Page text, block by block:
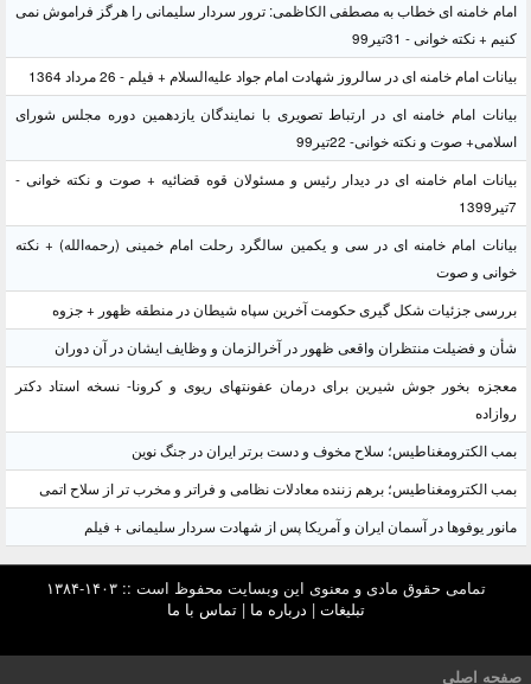
امام خامنه ای خطاب به مصطفی الکاظمی: ترور سردار سلیمانی را هرگز فراموش نمی
کنیم + نکته خوانی - 31تیر99
بیانات امام خامنه ای در سالروز شهادت امام جواد علیه‌السلام + فیلم - 26 مرداد 1364
بیانات امام خامنه ای در ارتباط تصویری با نمایندگان یازدهمین دوره مجلس شورای
اسلامی+ صوت و نکته خوانی- 22تیر99
بیانات امام خامنه ای در دیدار رئیس و مسئولان قوه قضائیه + صوت و نکته خوانی -
7تیر1399
بیانات امام خامنه ای در سی و یکمین سالگرد رحلت امام خمینی (رحمه‌الله) + نکته
خوانی و صوت
بررسی جزئیات شکل گیری حکومت آخرین سپاه شیطان در منطقه ظهور + جزوه
شأن و فضیلت منتظران واقعی ظهور در آخرالزمان و وظایف ایشان در آن دوران
معجزه بخور جوش شیرین برای درمان عفونتهای ریوی و کرونا- نسخه استاد دکتر
روازاده
بمب الکترومغناطیس؛ سلاح مخوف و دست برتر ایران در جنگ نوین
بمب الکترومغناطیس؛ برهم زننده معادلات نظامی و فراتر و مخرب تر از سلاح اتمی
مانور یوفوها در آسمان ایران و آمریکا پس از شهادت سردار سلیمانی + فیلم
تمامی حقوق مادی و معنوی این وبسایت محفوظ است :: ۱۴۰۳-۱۳۸۴
تبلیغات | درباره ما |تماس با ما
صفحه اصلی